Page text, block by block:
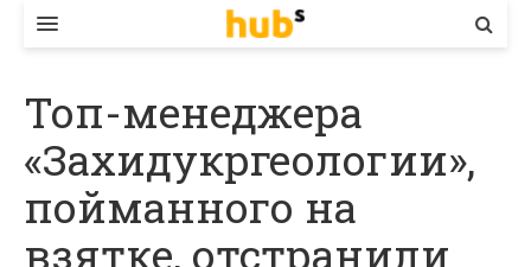
ЕКОНОМІКА
БІЗНЕС
СТАРТЕР
КОНТАКТИ
Топ-менеджера
«Захидукргеологии»,
пойманного на
взятке, отстранили